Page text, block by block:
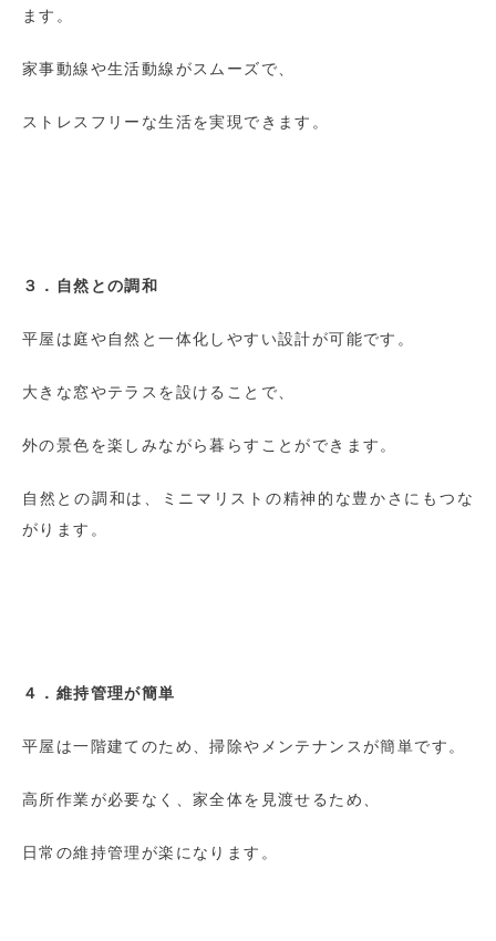
ます。
家事動線や生活動線がスムーズで、
ストレスフリーな生活を実現できます。
３．自然との調和
平屋は庭や自然と一体化しやすい設計が可能です。
大きな窓やテラスを設けることで、
外の景色を楽しみながら暮らすことができます。
自然との調和は、ミニマリストの精神的な豊かさにもつな
がります。
４．維持管理が簡単
平屋は一階建てのため、掃除やメンテナンスが簡単です。
高所作業が必要なく、家全体を見渡せるため、
日常の維持管理が楽になります。